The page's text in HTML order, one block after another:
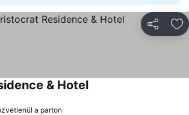
& Hotel
a parton